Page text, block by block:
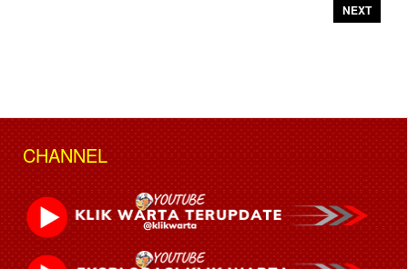
NEXT
CHANNEL